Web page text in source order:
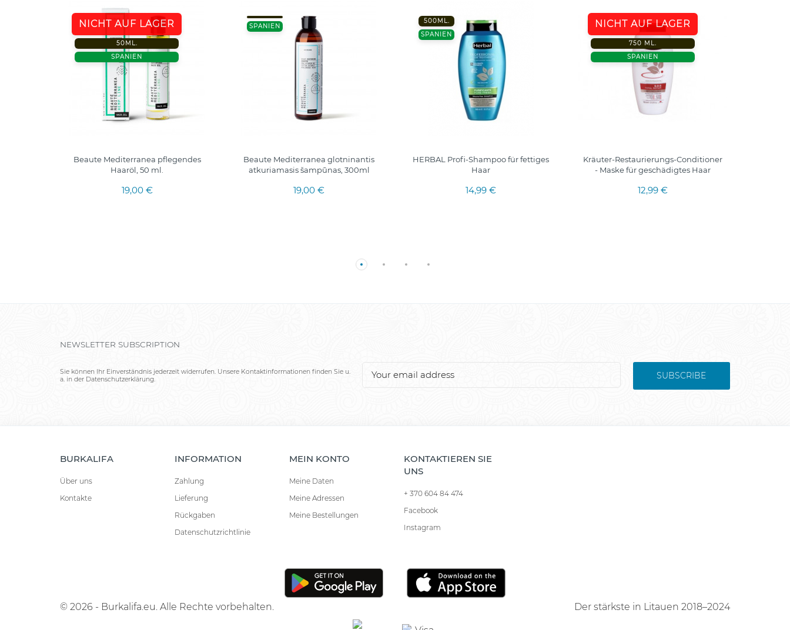
NICHT AUF LAGER
50ML.
SPANIEN
Beaute Mediterranea pflegendes
Haaröl, 50 ml.
19,00 €
SPANIEN
Beaute Mediterranea glotninantis
atkuriamasis šampūnas, 300ml
19,00 €
500ML.
SPANIEN
HERBAL Profi-Shampoo für fettiges
Haar
14,99 €
NICHT AUF LAGER
750 ML.
SPANIEN
Kräuter-Restaurierungs-Conditioner
- Maske für geschädigtes Haar
12,99 €
NEWSLETTER SUBSCRIPTION
Sie können Ihr Einverständnis jederzeit widerrufen. Unsere Kontaktinformationen finden Sie u.
a. in der Datenschutzerklärung.
SUBSCRIBE
BURKALIFA
Über uns
Kontakte
INFORMATION
Zahlung
Lieferung
Rückgaben
Datenschutzrichtlinie
MEIN KONTO
Meine Daten
Meine Adressen
Meine Bestellungen
KONTAKTIEREN SIE
UNS
+ 370 604 84 474
Facebook
Instagram
© 2026 - Burkalifa.eu. Alle Rechte vorbehalten. Der stärkste in Litauen 2018–2024